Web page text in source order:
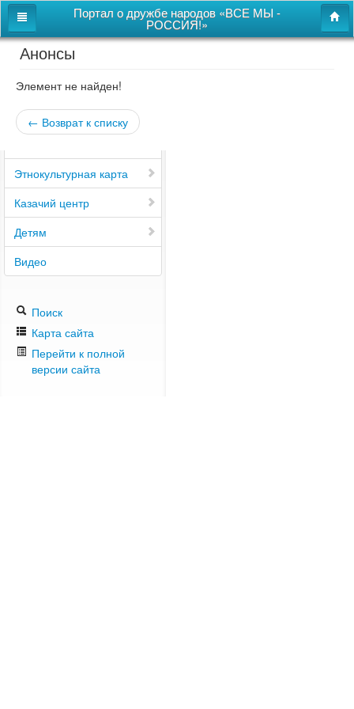
Портал о дружбе народов «ВСЕ МЫ -
РОССИЯ!»
Главная
Дом дружбы народов
Новости
Этнокультурная карта
Казачий центр
Детям
Видео
Поиск
Карта сайта
Перейти к полной
версии сайта
Анонсы
Элемент не найден!
← Возврат к списку